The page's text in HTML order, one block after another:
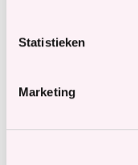
Statistieken
Marketing